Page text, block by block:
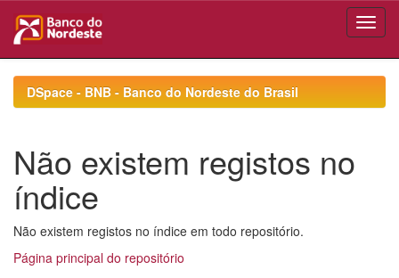
navigationDSpace - BNB - Banco do Nordeste do Brasil
Não existem registos no
índice
Não existem registos no índice em todo repositório.
Página principal do repositório